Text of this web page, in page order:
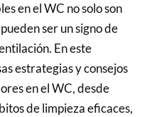
en el WC no solo son
ser un signo de
En este
estrategias y consejos
en el WC, desde
de limpieza eficaces,